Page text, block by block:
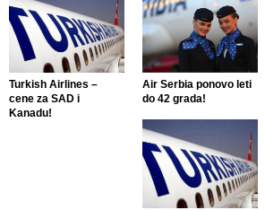
Turkish Airlines –
cene za SAD i
Kanadu!
Air Serbia ponovo leti
do 42 grada!